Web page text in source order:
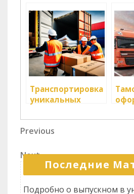
правила и
рекомендации
Транспортировка
уникальных
нормы
Навигация
по
записям
Previous
Previous
Next
Post
Next
Последние
Подробно о выпускном в